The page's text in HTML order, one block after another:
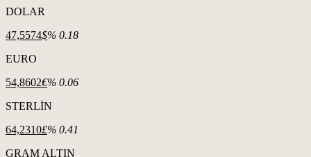
DOLAR
47,5574$% 0.18
EURO
54,8602€% 0.06
STERLİN
64,2310£% 0.41
GRAM ALTIN